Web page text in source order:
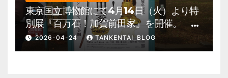
東京国立博物館にて4月14日（火）より特
別展『百万石！加賀前田家』を開催。 上
野公園 美術館・博物館 混雑情報他
2026-04-24 TANKENTAI_BLOG